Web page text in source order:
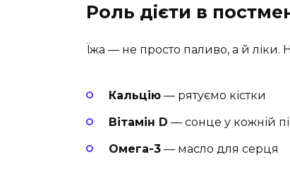
Роль дієти в
Їжа — не просто паливо, а й ліки.
Кальцію — рятуємо кістки
Вітамін D — сонце у кожній
Омега-3 — масло для серця